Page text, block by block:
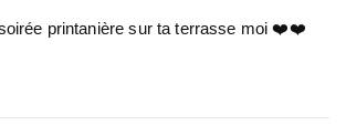
printanière sur ta terrasse moi ❤️❤️